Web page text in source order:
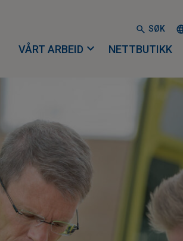
SØK
VÅRT ARBEID expand_more NETTBUTIKK